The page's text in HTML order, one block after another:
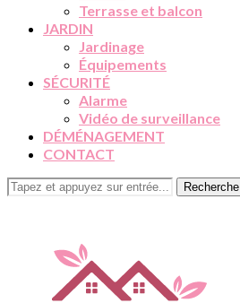
Terrasse et balcon
JARDIN
Jardinage
Équipements
SÉCURITÉ
Alarme
Vidéo de surveillance
DÉMÉNAGEMENT
CONTACT
Recherche